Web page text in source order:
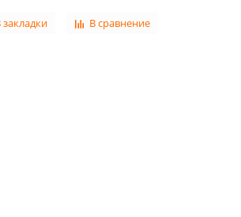
закладки В сравнение